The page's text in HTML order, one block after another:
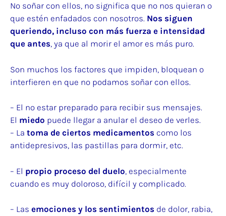
No soñar con ellos, no significa que no nos quieran o
que estén enfadados con nosotros. Nos siguen
queriendo, incluso con más fuerza e intensidad
que antes, ya que al morir el amor es más puro.
Son muchos los factores que impiden, bloquean o
interfieren en que no podamos soñar con ellos.
– El no estar preparado para recibir sus mensajes.
El miedo puede llegar a anular el deseo de verles.
– La toma de ciertos medicamentos como los
antidepresivos, las pastillas para dormir, etc.
– El propio proceso del duelo, especialmente
cuando es muy doloroso, difícil y complicado.
– Las emociones y los sentimientos de dolor, rabia,